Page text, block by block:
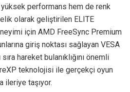
performans hem de renk
olarak geliştirilen ELITE
için AMD FreeSync Premium
giriş noktası sağlayan VESA
hareket bulanıklığını önemli
teknolojisi ile gerçekçi oyun
ileriye taşıyor.